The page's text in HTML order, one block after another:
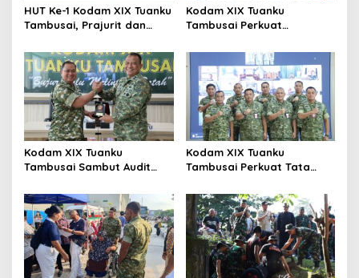
HUT Ke-1 Kodam XIX Tuanku
Tambusai, Prajurit dan
Penghormatan di TMP
Kusuma Dharma
Kodam XIX Tuanku
Tambusai Perkuat
Donor Darah HUT Ke-1
Kodam XIX Tuanku
Tambusai Sambut Audit
Tegaskan Akurasi Data Jadi
Kunci
Kodam XIX Tuanku
Tambusai Perkuat Tata
Satgas BMN Resmi Mulai
Penatausahaan Sesi II TA
2026